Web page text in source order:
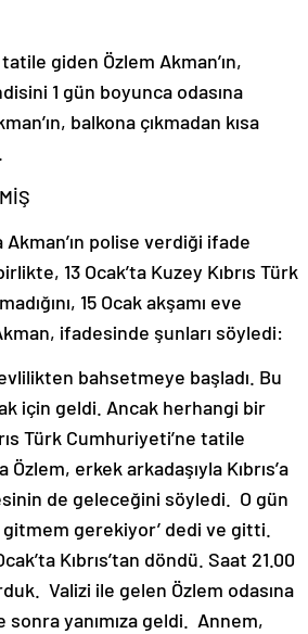
giden Özlem Akman’ın,
1 gün boyunca odasına
balkona çıkmadan kısa
polise verdiği ifade
13 Ocak’ta Kuzey Kıbrıs Türk
15 Ocak akşamı eve
ifadesinde şunları söyledi:
bahsetmeye başladı. Bu
için geldi. Ancak herhangi bir
Türk Cumhuriyeti’ne tatile
erkek arkadaşıyla Kıbrıs’a
de geleceğini söyledi. O gün
gerekiyor’ dedi ve gitti.
Kıbrıs’tan döndü. Saat 21.00
Valizi ile gelen Özlem odasına
sonra yanımıza geldi. Annem,